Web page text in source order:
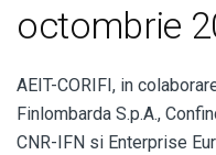
octombrie
AEIT-CORIFI, in
Finlombarda S.p.A.,
CNR-IFN si Enterprise